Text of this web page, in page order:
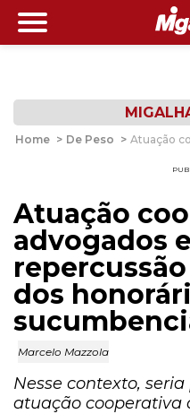
Home > De Peso > Atuação
Atuação
advogados
dos
Marcelo Mazzola
Nesse contexto,
atuação cooperativa